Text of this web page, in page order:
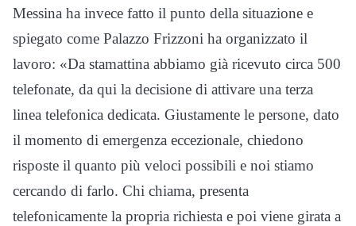
Messina ha invece fatto il punto della situazione e
spiegato come Palazzo Frizzoni ha organizzato il
lavoro: «Da stamattina abbiamo già ricevuto circa 500
telefonate, da qui la decisione di attivare una terza
linea telefonica dedicata. Giustamente le persone, dato
il momento di emergenza eccezionale, chiedono
risposte il quanto più veloci possibili e noi stiamo
cercando di farlo. Chi chiama, presenta
telefonicamente la propria richiesta e poi viene girata a